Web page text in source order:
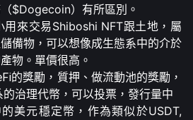
$Dogecoin）有所區別。
用來交易Shiboshi NFT跟土地，屬
備物，可以想像成生態系中的介於
物。單價很高。
的獎勵，質押、做流動池的獎勵，
治理代幣，可以投票，發行量中
美元穩定幣，作為類似於USDT,